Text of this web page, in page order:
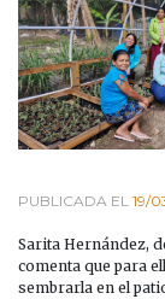
PUBLICADA EL 19/
Sarita Hernández,
comenta que para
sembrarla en el